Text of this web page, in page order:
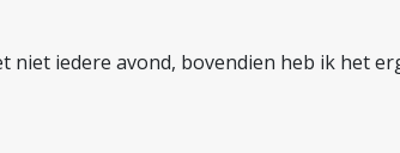
iedere avond, bovendien heb ik het